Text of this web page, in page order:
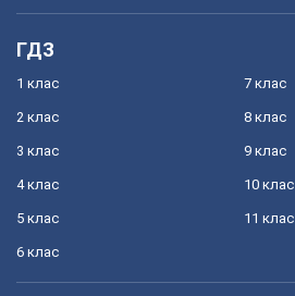
ГДЗ
1 клас
2 клас
3 клас
4 клас
5 клас
6 клас
7 клас
8 клас
9 клас
10 клас
11 клас